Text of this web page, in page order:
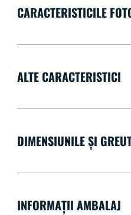
CARACTERISTICILE
ALTE CARACTERISTICI
DIMENSIUNILE ȘI
INFORMAȚII AMBALAJ